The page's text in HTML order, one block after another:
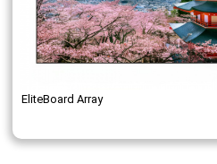
EliteBoard Array